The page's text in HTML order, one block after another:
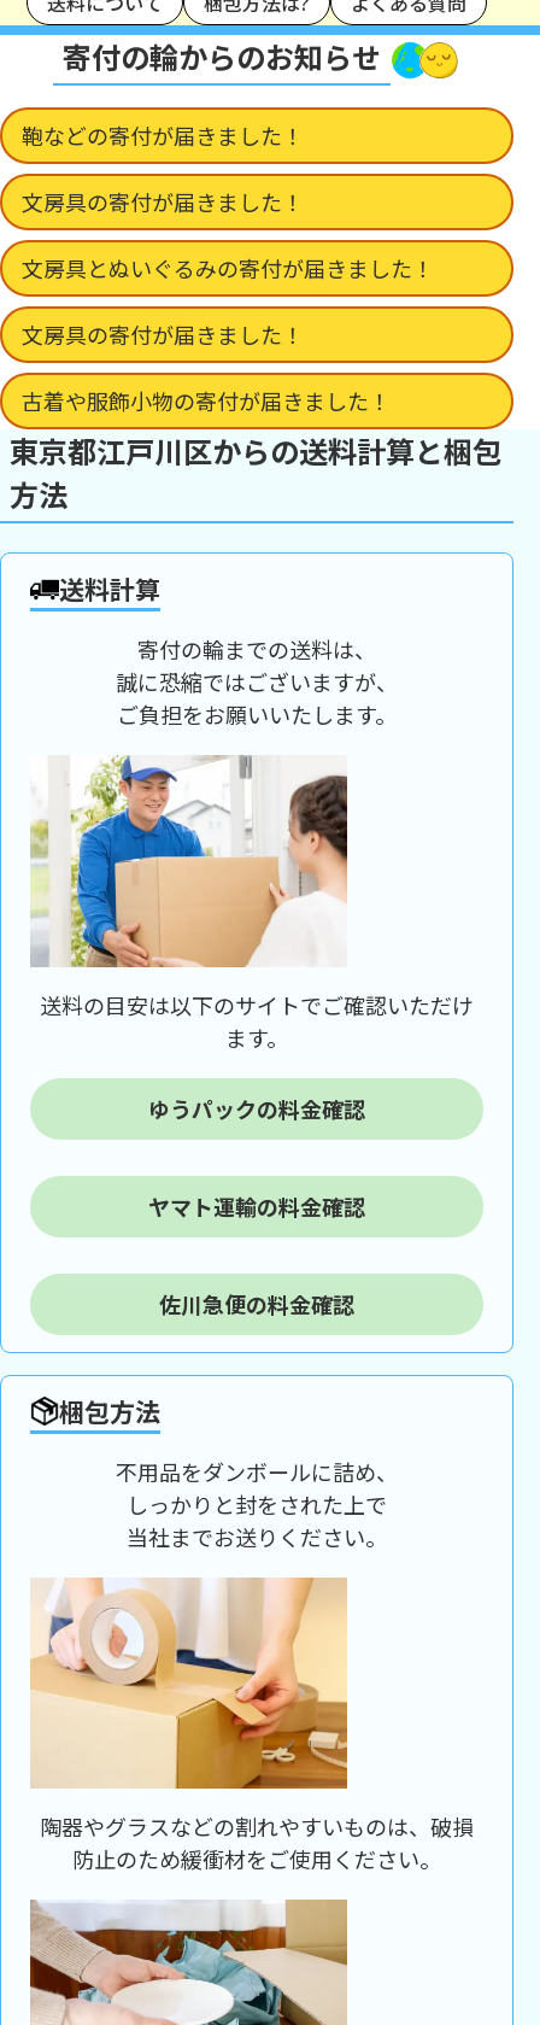
寄付の輪からのお知らせ
鞄などの寄付が届きました！
文房具の寄付が届きました！
文房具とぬいぐるみの寄付が届きました！
文房具の寄付が届きました！
古着や服飾小物の寄付が届きました！
東京都江戸川区からの送料計算と梱包
方法
送料計算
寄付の輪までの送料は、
誠に恐縮ではございますが、
ご負担をお願いいたします。
送料の目安は以下のサイトでご確認いただけ
ます。
ゆうパックの料金確認
ヤマト運輸の料金確認
佐川急便の料金確認
梱包方法
不用品をダンボールに詰め、
しっかりと封をされた上で
当社までお送りください。
陶器やグラスなどの割れやすいものは、破損
防止のため緩衝材をご使用ください。